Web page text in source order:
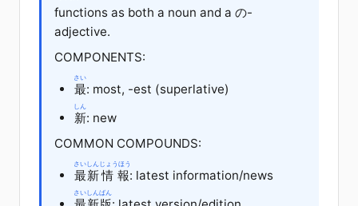
functions as both a noun and a の-
adjective.
COMPONENTS:
最
さい
: most, -est (superlative)
新
しん
: new
COMMON COMPOUNDS:
最新
さいしん
情報
じょうほう
: latest information/news
さいしん ばん